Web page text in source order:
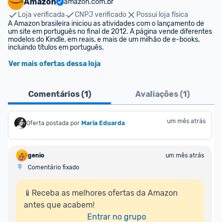
amazon.com.br
Loja verificada
CNPJ verificado
Possui loja física
A Amazon brasileira iniciou as atividades com o lançamento de
um site em português no final de 2012. A página vende diferentes
modelos do Kindle, em reais, e mais de um milhão de e-books,
incluindo títulos em português.
Ver mais ofertas dessa loja
Comentários (1) Avaliações (1)
Oferta postada por Maria Eduarda um mês atrás
genio
um mês atrás
Comentário fixado
📱Receba as melhores ofertas da Amazon
antes que acabem!
Entrar no grupo